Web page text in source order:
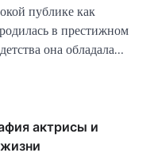
публике как
в престижном
она обладала…
актрисы и